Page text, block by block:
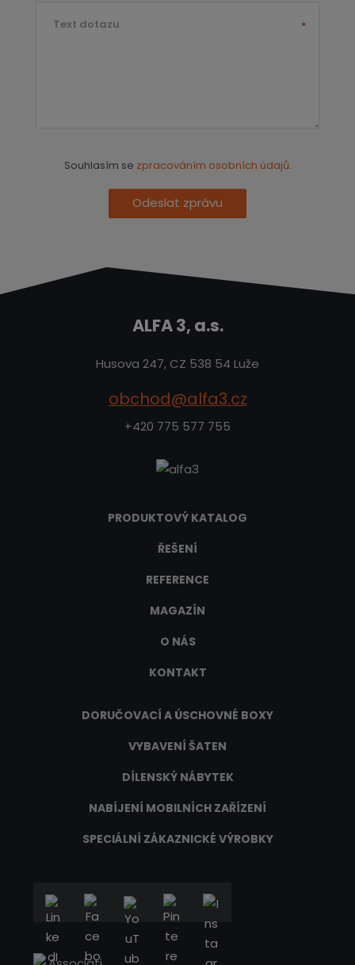
Text dotazu *
Odeslat zprávu
Souhlasím se zpracováním osobních údajů.
ALFA 3, a.s.
Husova 247, CZ 538 54 Luže
obchod@alfa3.cz
+420 775 577 755
PRODUKTOVÝ KATALOG
ŘEŠENÍ
REFERENCE
MAGAZÍN
O NÁS
KONTAKT
DORUČOVACÍ A ÚSCHOVNÉ BOXY
VYBAVENÍ ŠATEN
DÍLENSKÝ NÁBYTEK
NABÍJENÍ MOBILNÍCH ZAŘÍZENÍ
SPECIÁLNÍ ZÁKAZNICKÉ VÝROBKY